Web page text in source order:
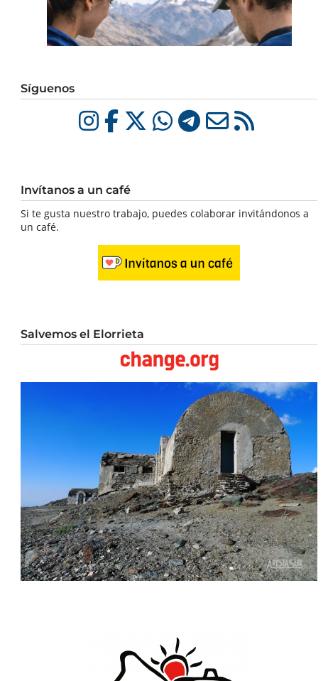
Síguenos
Invítanos a un café
Si te gusta nuestro trabajo, puedes colaborar invitándonos a
un café.
Salvemos el Elorrieta